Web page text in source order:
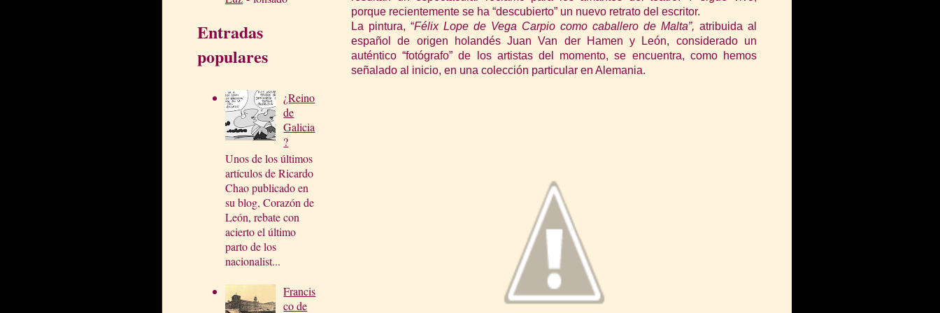
Entradas
populares
¿Reino
de
Galicia
?
Unos de los últimos
artículos de Ricardo
Chao publicado en
su blog, Corazón de
León, rebate con
acierto el último
parto de los
nacionalist...
Francis
co de
porque recientemente se ha “descubierto” un nuevo retrato del escritor.
La pintura, “Félix Lope de Vega Carpio como caballero de Malta”, atribuida al
español de origen holandés Juan Van der Hamen y León, considerado un
auténtico “fotógrafo” de los artistas del momento, se encuentra, como hemos
señalado al inicio, en una colección particular en Alemania.